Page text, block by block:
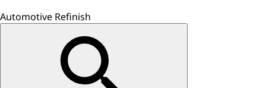
Automotive Refinish